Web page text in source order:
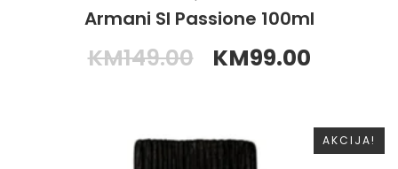
Armani SI Passione 100ml
KM149.00 KM99.00
AKCIJA!